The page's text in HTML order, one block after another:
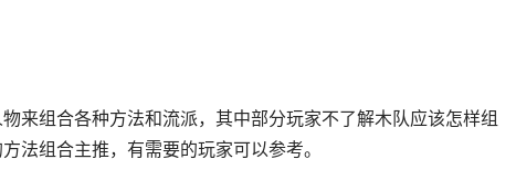
来组合各种方法和流派，其中部分玩家不了解木队应该怎样组
法组合主推，有需要的玩家可以参考。